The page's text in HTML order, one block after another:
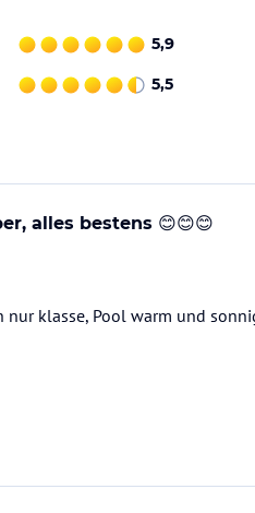
5,9
5,5
alles bestens 😊😊😊
klasse, Pool warm und